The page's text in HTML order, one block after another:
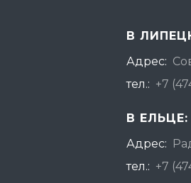
В
Адрес:
тел.: +7
В ЕЛЬЦЕ:
Адрес:
тел.: +7